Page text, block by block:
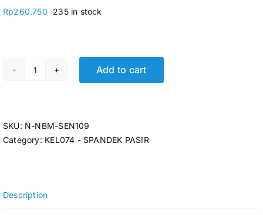
Rp260.750 235 in stock
SPANDEK PASIR KR5 0,30MM X 75 X 7MTR MERAH
Add to cart
SKU: N-NBM-SEN109
Category: KEL074 - SPANDEK PASIR
Description